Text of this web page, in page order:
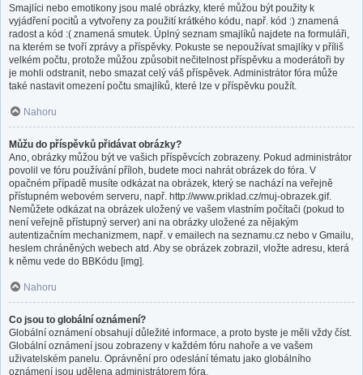
Smajlíci nebo emotikony jsou malé obrázky, které můžou být použity k
vyjádření pocitů a vytvořeny za použití krátkého kódu, např. kód :) znamená
radost a kód :( znamená smutek. Úplný seznam smajlíků najdete na formuláři,
na kterém se tvoří zprávy a příspěvky. Pokuste se nepoužívat smajlíky v příliš
velkém počtu, protože můžou způsobit nečitelnost příspěvku a moderátoři by
je mohli odstranit, nebo smazat celý váš příspěvek. Administrátor fóra může
také nastavit omezení počtu smajlíků, které lze v příspěvku použít.
Nahoru
Můžu do příspěvků přidávat obrázky?
Ano, obrázky můžou být ve vašich příspěvcích zobrazeny. Pokud administrátor
povolil ve fóru používání příloh, budete moci nahrát obrázek do fóra. V
opačném případě musíte odkázat na obrázek, který se nachází na veřejně
přístupném webovém serveru, např. http://www.priklad.cz/muj-obrazek.gif.
Nemůžete odkázat na obrázek uložený ve vašem vlastním počítači (pokud to
není veřejně přístupný server) ani na obrázky uložené za nějakým
autentizačním mechanizmem, např. v emailech na seznamu.cz nebo v Gmailu,
heslem chráněných webech atd. Aby se obrázek zobrazil, vložte adresu, která
k němu vede do BBKódu [img].
Nahoru
Co jsou to globální oznámení?
Globální oznámení obsahují důležité informace, a proto byste je měli vždy číst.
Globální oznámení jsou zobrazeny v každém fóru nahoře a ve vašem
uživatelském panelu. Oprávnění pro odeslání tématu jako globálního
oznámení jsou udělena administrátorem fóra.